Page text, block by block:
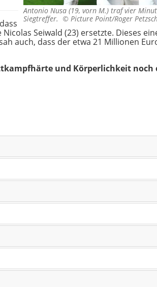
Antonio Nusa (19, vorn M.) traf vier
Siegtreffer. © Picture Point/Roger
Seiwald (23) ersetzte. Dieses
auch, dass der etwa 21 Millionen
und Körperlichkeit